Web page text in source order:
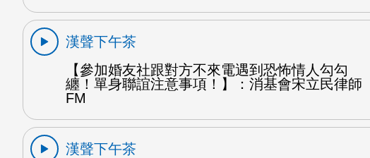
漢聲下午茶
【參加婚友社跟對方不來電遇到恐怖情人勾勾
纏！單身聯誼注意事項！】：消基會宋立民律師
FM
漢聲下午茶